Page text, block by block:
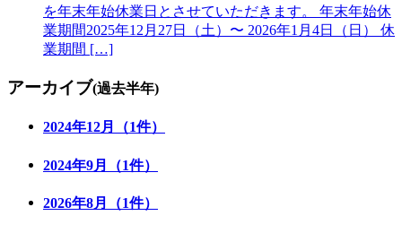
を年末年始休業日とさせていただきます。 年末年始休
業期間2025年12月27日（土）〜 2026年1月4日（日） 休
業期間 […]
アーカイブ(過去半年)
2024年12月（1件）
2024年9月（1件）
2026年8月（1件）